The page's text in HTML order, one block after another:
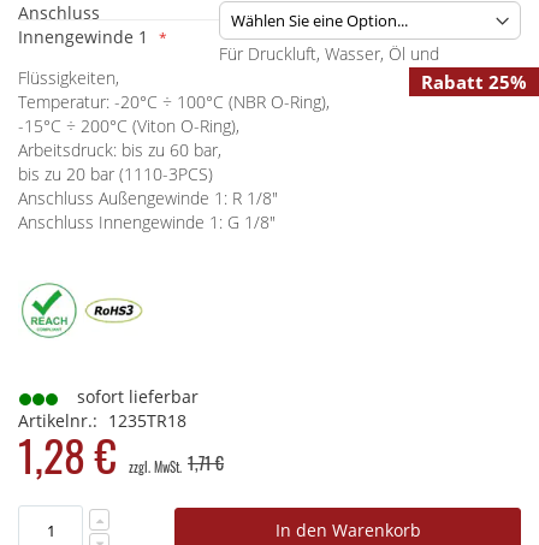
Anschluss
Innengewinde 1
Für Druckluft, Wasser, Öl und
Flüssigkeiten,
Temperatur: -20°C ÷ 100°C (NBR O-Ring),
-15°C ÷ 200°C (Viton O-Ring),
Arbeitsdruck: bis zu 60 bar,
bis zu 20 bar (1110-3PCS)
Anschluss Außengewinde 1: R 1/8"
Anschluss Innengewinde 1: G 1/8"
sofort lieferbar
Artikelnr.
1235TR18
1,28 € 1,71 €
Rabatt 25%
In den Warenkorb